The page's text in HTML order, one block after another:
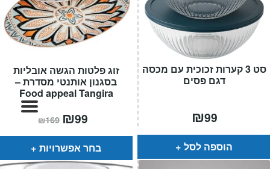
קפה ותה
גיפט קארד
כלי בית
המותגים שלנו
חגים
מתכונים שלכם
עגלת קניות
זוג פלטות הגשה אובליות
בסגנון אותנטי מסדרת –
Food appeal Tangira
₪169 המחיר
המקורי
היה:
₪169.
₪99
הוא:
בחר אפשרויות
סט 3 קערות זכוכית עם מכסה
דגם פסים
₪99
הוספה לסל